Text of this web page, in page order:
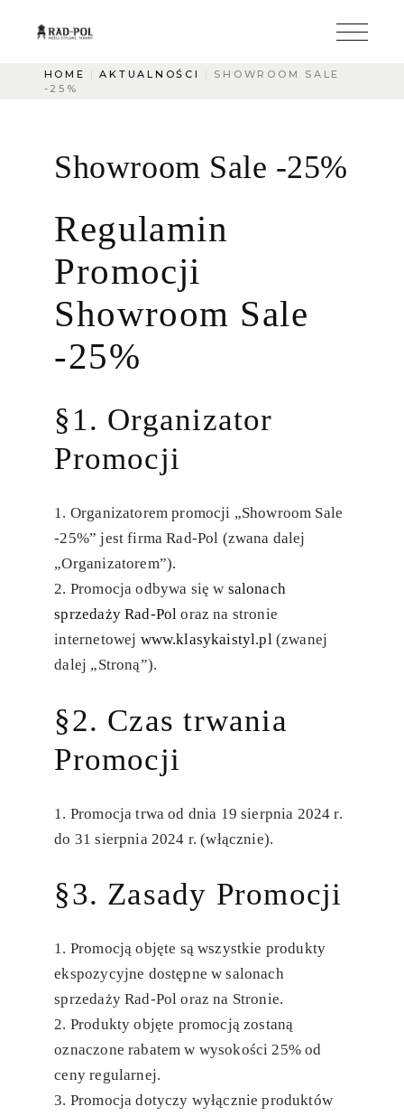
HOME AKTUALNOŚCI
SHOWROOM SALE
-25%
Showroom Sale -25%
Regulamin
Promocji
Showroom Sale
-25%
§1. Organizator
Promocji
Organizatorem promocji „Showroom Sale
-25%” jest firma Rad-Pol (zwana dalej
„Organizatorem”).
Promocja odbywa się w salonach
sprzedaży Rad-Pol oraz na stronie
internetowej www.klasykaistyl.pl(zwanej
dalej „Stroną”).
§2. Czas trwania
Promocji
Promocja trwa od dnia 19 sierpnia 2024 r.
do 31 sierpnia 2024 r. (włącznie).
§3. Zasady Promocji
Promocją objęte są wszystkie produkty
ekspozycyjne dostępne w salonach
sprzedaży Rad-Pol oraz na Stronie.
Produkty objęte promocją zostaną
oznaczone rabatem w wysokości 25% od
ceny regularnej.
Promocja dotyczy wyłącznie produktów